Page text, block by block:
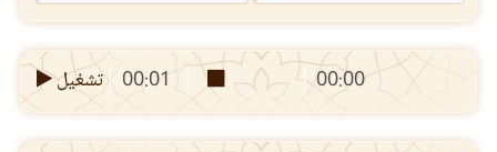
00:00
00:01 تشغيل